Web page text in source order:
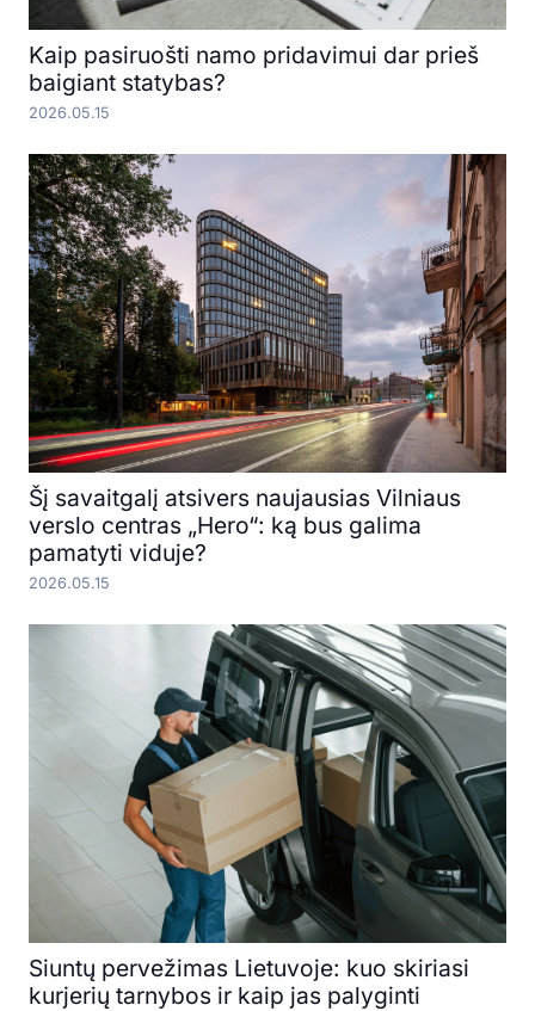
Kaip pasiruošti namo pridavimui dar prieš
baigiant statybas?
2026.05.15
Šį savaitgalį atsivers naujausias Vilniaus
verslo centras „Hero“: ką bus galima
pamatyti viduje?
2026.05.15
Siuntų pervežimas Lietuvoje: kuo skiriasi
kurjerių tarnybos ir kaip jas palyginti